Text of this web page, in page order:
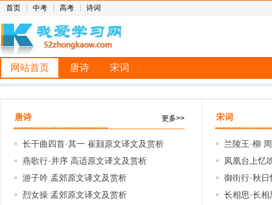
首页 中考 高考 诗词
网站首页 唐诗 宋词
唐诗 更多>>
长干曲四首·其一 崔颢原文译文及赏析
燕歌行·并序 高适原文译文及赏析
游子吟 孟郊原文译文及赏析
烈女操 孟郊原文译文及赏析
宋词
兰陵王·柳
凤凰台上忆
及赏析
御街行·秋
长相思·长